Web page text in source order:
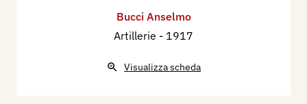
Bucci Anselmo
Artillerie - 1917
Visualizza scheda